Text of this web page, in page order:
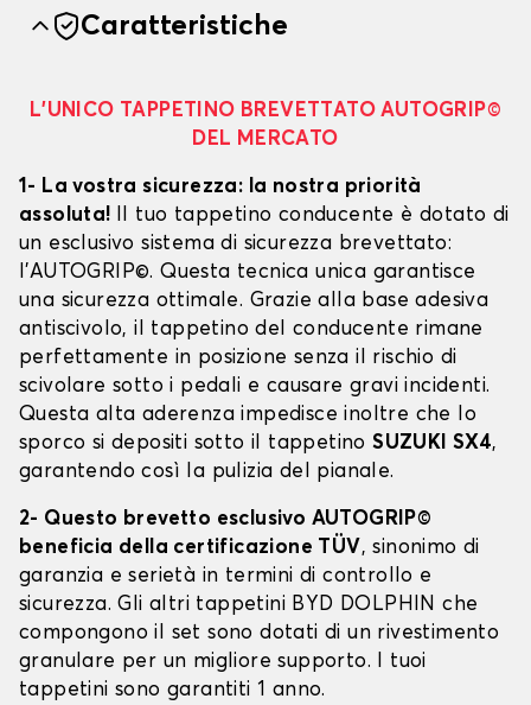
Caratteristiche
L’UNICO TAPPETINO BREVETTATO AUTOGRIP©
DEL MERCATO
1- La vostra sicurezza: la nostra priorità
assoluta! Il tuo tappetino conducente è dotato di
un esclusivo sistema di sicurezza brevettato:
l’AUTOGRIP©. Questa tecnica unica garantisce
una sicurezza ottimale. Grazie alla base adesiva
antiscivolo, il tappetino del conducente rimane
perfettamente in posizione senza il rischio di
scivolare sotto i pedali e causare gravi incidenti.
Questa alta aderenza impedisce inoltre che lo
sporco si depositi sotto il tappetinoSUZUKI SX4,
garantendo così la pulizia del pianale.
2- Questo brevetto esclusivo AUTOGRIP©
beneficia della certificazione TÜV, sinonimo di
garanzia e serietà in termini di controllo e
sicurezza. Gli altri tappetini BYD DOLPHIN che
compongono il set sono dotati di un rivestimento
granulare per un migliore supporto. I tuoi
tappetini sono garantiti 1 anno.